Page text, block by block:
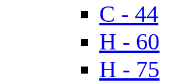
C - 44
H - 60
H - 75